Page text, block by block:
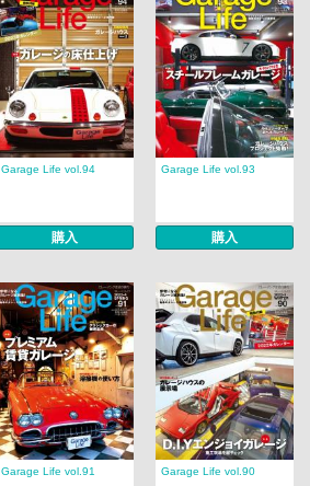
Garage Life vol.94
購入
Garage Life vol.93
購入
Garage Life vol.91 Garage Life vol.90